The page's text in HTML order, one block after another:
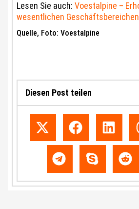
Lesen Sie auch: Voestalpine –
wesentlichen Geschäftsbereichen
Quelle, Foto: Voestalpine
Diesen Post teilen